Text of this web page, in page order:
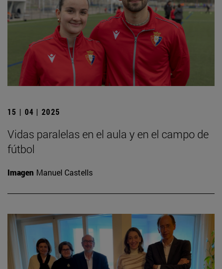
15 | 04 | 2025
Vidas paralelas en el aula y en el campo de
fútbol
Imagen Manuel Castells